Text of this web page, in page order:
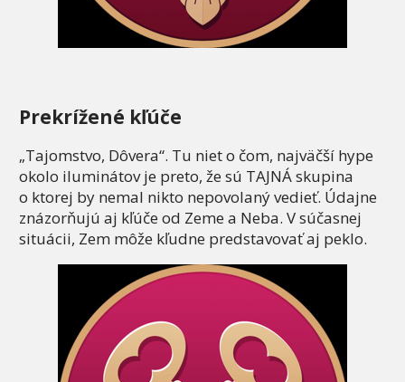
Prekrížené kľúče
„Tajomstvo, Dôvera“. Tu niet o čom, najväčší hype
okolo iluminátov je preto, že sú TAJNÁ skupina
o ktorej by nemal nikto nepovolaný vedieť. Údajne
znázorňujú aj kľúče od Zeme a Neba. V súčasnej
situácii, Zem môže kľudne predstavovať aj peklo.